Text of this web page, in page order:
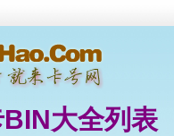
大全列表